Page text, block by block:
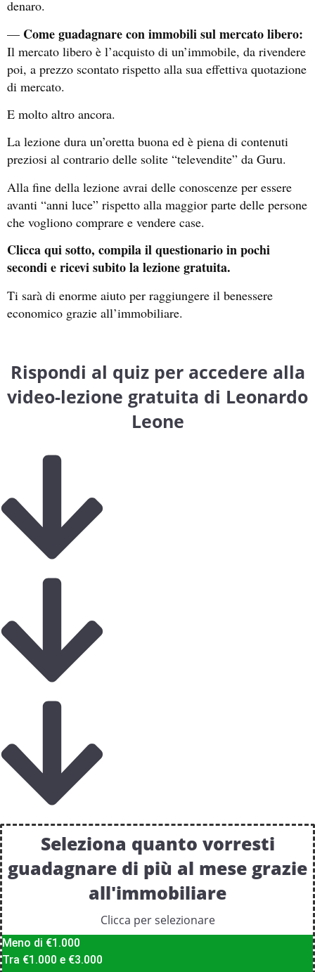
denaro.
— Come guadagnare con immobili sul mercato libero:
Il mercato libero è l’acquisto di un’immobile, da rivendere
poi, a prezzo scontato rispetto alla sua effettiva quotazione
di mercato.
E molto altro ancora.
La lezione dura un’oretta buona ed è piena di contenuti
preziosi al contrario delle solite “televendite” da Guru.
Alla fine della lezione avrai delle conoscenze per essere
avanti “anni luce” rispetto alla maggior parte delle persone
che vogliono comprare e vendere case.
Clicca qui sotto, compila il questionario in pochi
secondi e ricevi subito la lezione gratuita.
Ti sarà di enorme aiuto per raggiungere il benessere
economico grazie all’immobiliare.
Rispondi al quiz per accedere alla
video-lezione gratuita di Leonardo
Leone
Seleziona quanto vorresti
guadagnare di più al mese grazie
all'immobiliare
Clicca per selezionare
Meno di €1.000
Tra €1.000 e €3.000